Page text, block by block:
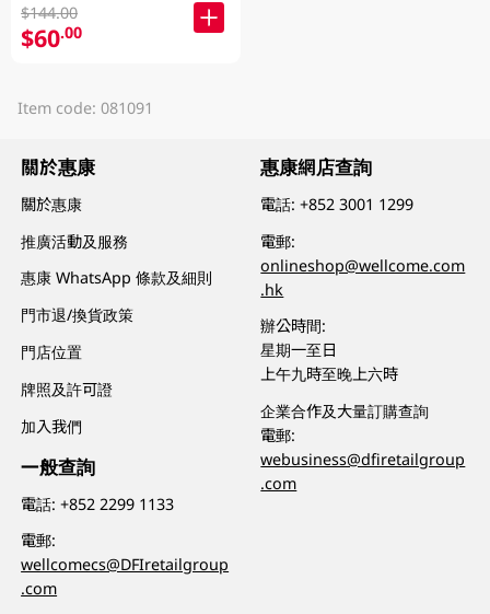
$144.00
$60.00
Item code: 081091
關於惠康
關於惠康
推廣活動及服務
惠康 WhatsApp 條款及細則
門市退/換貨政策
門店位置
牌照及許可證
加入我們
一般查詢
電話:+852 2299 1133
電郵:
wellcomecs@DFIretailgroup
.com
惠康網店查詢
電話:+852 3001 1299
電郵:
onlineshop@wellcome.com
.hk
辦公時間:
星期一至日
上午九時至晚上六時
企業合作及大量訂購查詢
電郵:
webusiness@dfiretailgroup
.com